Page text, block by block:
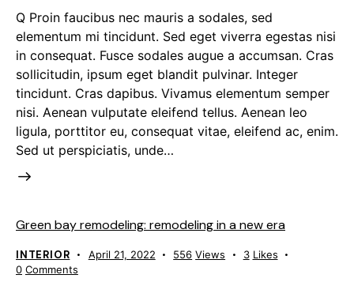
Q Proin faucibus nec mauris a sodales, sed
elementum mi tincidunt. Sed eget viverra egestas nisi
in consequat. Fusce sodales augue a accumsan. Cras
sollicitudin, ipsum eget blandit pulvinar. Integer
tincidunt. Cras dapibus. Vivamus elementum semper
nisi. Aenean vulputate eleifend tellus. Aenean leo
ligula, porttitor eu, consequat vitae, eleifend ac, enim.
Sed ut perspiciatis, unde…
Green bay remodeling: remodeling in a new era
INTERIOR April 21, 2022 556 Views 3 Likes
0 Comments